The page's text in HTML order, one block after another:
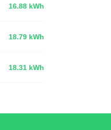
16.88 kWh
18.79 kWh
18.31 kWh